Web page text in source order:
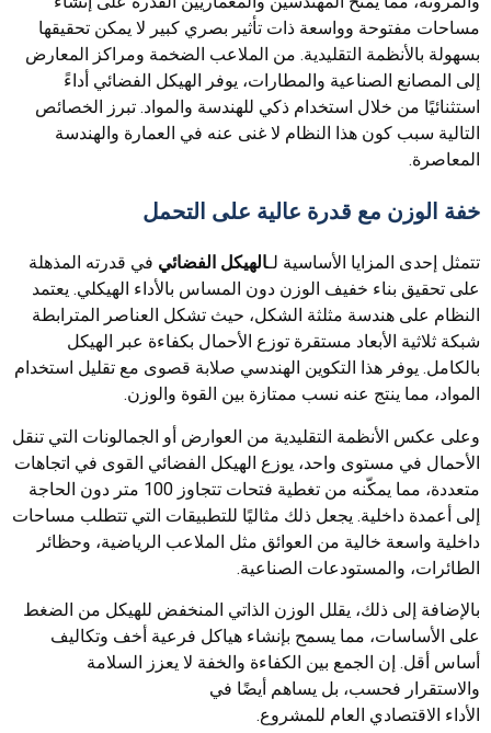
مساحات مفتوحة وواسعة ذات تأثير بصري كبير لا يمكن تحقيقها
بسهولة بالأنظمة التقليدية. من الملاعب الضخمة ومراكز المعارض
إلى المصانع الصناعية والمطارات، يوفر الهيكل الفضائي أداءً
استثنائيًا من خلال استخدام ذكي للهندسة والمواد. تبرز الخصائص
التالية سبب كون هذا النظام لا غنى عنه في العمارة والهندسة
المعاصرة.
خفة الوزن مع قدرة عالية على التحمل
تتمثل إحدى المزايا الأساسية لـالهيكل الفضائي في قدرته المذهلة
على تحقيق بناء خفيف الوزن دون المساس بالأداء الهيكلي. يعتمد
النظام على هندسة مثلثة الشكل، حيث تشكل العناصر المترابطة
شبكة ثلاثية الأبعاد مستقرة توزع الأحمال بكفاءة عبر الهيكل
بالكامل. يوفر هذا التكوين الهندسي صلابة قصوى مع تقليل استخدام
المواد، مما ينتج عنه نسب ممتازة بين القوة والوزن.
وعلى عكس الأنظمة التقليدية من العوارض أو الجمالونات التي تنقل
الأحمال في مستوى واحد، يوزع الهيكل الفضائي القوى في اتجاهات
متعددة، مما يمكّنه من تغطية فتحات تتجاوز 100 متر دون الحاجة
إلى أعمدة داخلية. يجعل ذلك مثاليًا للتطبيقات التي تتطلب مساحات
داخلية واسعة خالية من العوائق مثل الملاعب الرياضية، وحظائر
الطائرات، والمستودعات الصناعية.
بالإضافة إلى ذلك، يقلل الوزن الذاتي المنخفض للهيكل من الضغط
على الأساسات، مما يسمح بإنشاء هياكل فرعية أخف وتكاليف
أساس أقل. إن الجمع بين الكفاءة والخفة لا يعزز السلامة
والاستقرار فحسب، بل يساهم أيضًا في
الأداء الاقتصادي العام للمشروع.